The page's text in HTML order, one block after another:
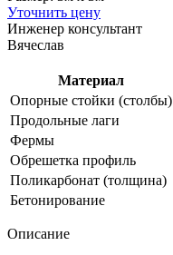
Уточнить цену
Инженер консультант
Вячеслав
Материал
Опорные стойки (столбы)
Продольные лаги
Фермы
Обрешетка профиль
Поликарбонат (толщина)
Бетонирование
Описание